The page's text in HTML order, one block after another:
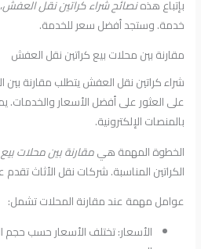
بإتباع هذهنصائح شراء كراتين نقل العفش
خدمة. وستجد أفضل سعر للخدمة.
مقارنة بين محلات بيع كراتين نقل العفش
شراء كراتين نقل العفش يتطلب مقارنة
على العثور على أفضل الأسعار والخدمات.
بالمنصات الإلكترونية.
الخطوة المهمة هيمقارنة بين محلات
الكراتين المناسبة. شركات نقل الأثاث
عوامل مهمة عند مقارنة المحلات تشمل:
الأسعار: تختلف الأسعار حسب حجم